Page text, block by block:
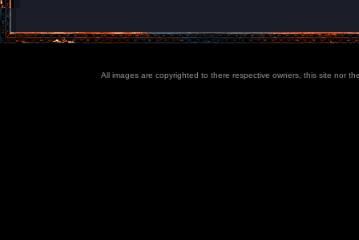
All images are copyrighted to there respective owners, this site nor